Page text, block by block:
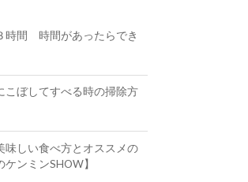
時間 時間があったらでき
こぼしてすべる時の掃除方
味しい食べ方とオススメの
ンミンSHOW】